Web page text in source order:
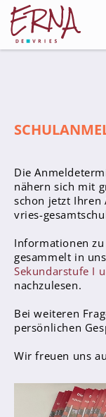
Kollegium
Teams
Eltern
Die
nähern sich mit
schon jetzt Ihren
vries-
Informationen
gesammelt in
Sekundarstufe I
nachzulesen.
Bei weiteren
persönlichen
Wir freuen uns